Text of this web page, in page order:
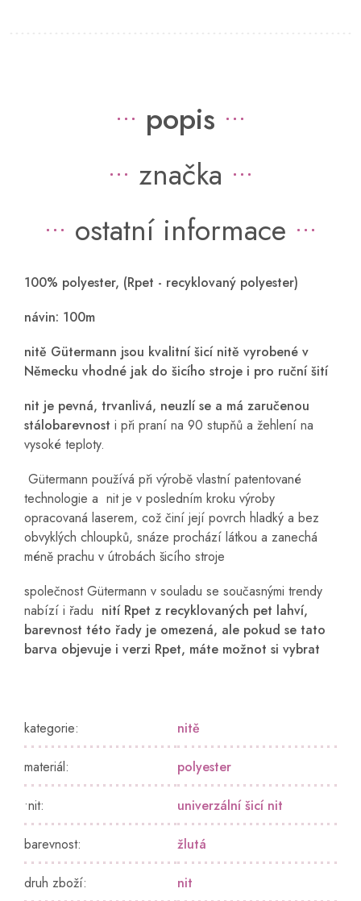
popis
značka
ostatní informace
100% polyester, (Rpet - recyklovaný polyester)
návin: 100m
nitě Gütermann jsou kvalitní šicí nitě vyrobené v
Německu vhodné jak do šicího stroje i pro ruční šití
nit je pevná, trvanlivá, neuzlí se a má zaručenou
stálobarevnost i při praní na 90 stupňů a žehlení na
vysoké teploty.
Gütermann používá při výrobě vlastní patentované
technologie a nit je v posledním kroku výroby
opracovaná laserem, což činí její povrch hladký a bez
obvyklých chloupků, snáze prochází látkou a zanechá
méně prachu v útrobách šicího stroje
společnost Gütermann v souladu se současnými trendy
nabízí i řadu nití Rpet z recyklovaných pet lahví,
barevnost této řady je omezená, ale pokud se tato
barva objevuje i verzi Rpet, máte možnot si vybrat
kategorie: nitě
materiál: polyester
•nit: univerzální šicí nit
barevnost: žlutá
druh zboží: nit